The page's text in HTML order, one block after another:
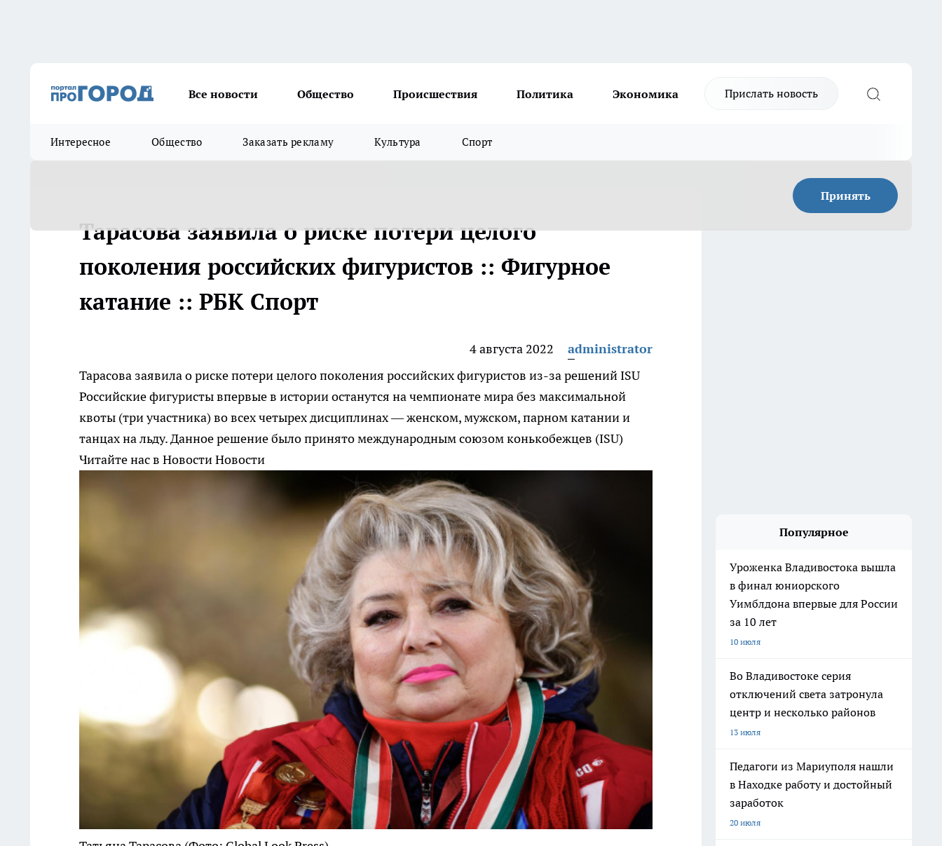
Все новости Общество Происшествия Политика Экономика Прислать новость
Интересное Общество Заказать рекламу Культура Спорт
Принять
Тарасова заявила о риске потери целого
поколения российских фигуристов :: Фигурное
катание :: РБК Спорт
4 августа 2022
administrator
Тарасова заявила о риске потери целого поколения российских фигуристов из-за решений ISU
Российские фигуристы впервые в истории останутся на чемпионате мира без максимальной
квоты (три участника) во всех четырех дисциплинах — женском, мужском, парном катании и
танцах на льду. Данное решение было принято международным союзом конькобежцев (ISU)
Читайте нас в Новости Новости
Популярное
Уроженка Владивостока вышла
в финал юниорского
Уимблдона впервые для России
за 10 лет
10 июля
Во Владивостоке серия
отключений света затронула
центр и несколько районов
13 июля
Педагоги из Мариуполя нашли
в Находке работу и достойный
заработок
20 июля